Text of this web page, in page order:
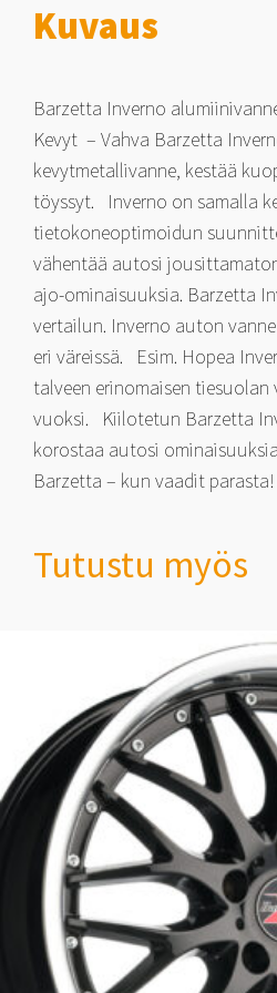
Kuvaus
Barzetta Inverno
Kevyt – Vahva Barzetta
kevytmetallivanne, kestää
töyssyt. Inverno on samalla
tietokoneoptimoidun
vähentää autosi
ajo-ominaisuuksia. Barzetta
vertailun. Inverno auton
eri väreissä. Esim. Hopea
talveen erinomaisen tiesuolan
vuoksi. Kiilotetun Barzetta
korostaa autosi
Barzetta – kun vaadit parasta!
Tutustu myös